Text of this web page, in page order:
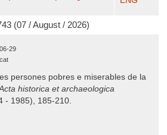
(07 / August / 2026)
29
persones pobres e miserables de la
historica et archaeologica
- 1985), 185-210.